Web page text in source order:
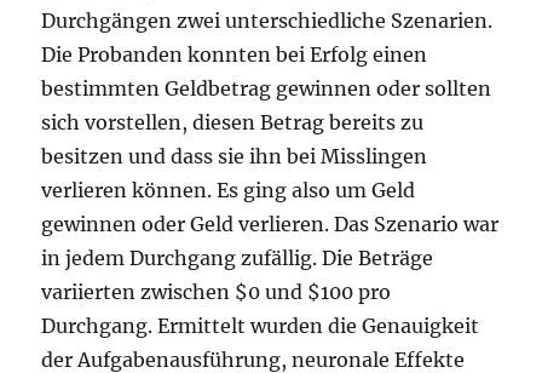
Durchgängen zwei unterschiedliche Szenarien.
Die Probanden konnten bei Erfolg einen
bestimmten Geldbetrag gewinnen oder sollten
sich vorstellen, diesen Betrag bereits zu
besitzen und dass sie ihn bei Misslingen
verlieren können. Es ging also um Geld
gewinnen oder Geld verlieren. Das Szenario war
in jedem Durchgang zufällig. Die Beträge
variierten zwischen $0 und $100 pro
Durchgang. Ermittelt wurden die Genauigkeit
der Aufgabenausführung, neuronale Effekte